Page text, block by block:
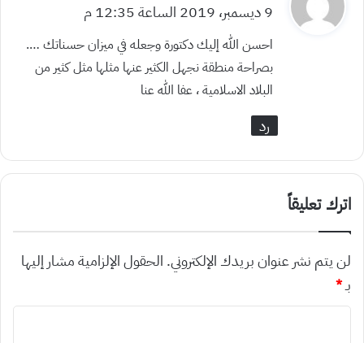
ق
و
ل
9 ديسمبر، 2019 الساعة 12:35 م
احسن الله إليك دكتورة وجعله في ميزان حسناتك ….
بصراحة منطقة نجهل الكثير عنها مثلها مثل كثير من
البلاد الاسلامية ، عفا الله عنا
رد
اترك تعليقاً
لن يتم نشر عنوان بريدك الإلكتروني. الحقول الإلزامية مشار إليها
بـ*